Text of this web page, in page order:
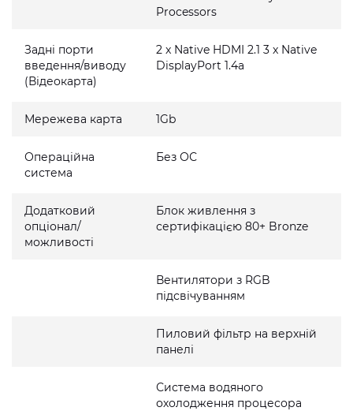
Processors
Задні порти
введення/виводу
(Відеокарта)
2 x Native HDMI 2.1 3 x Native
DisplayPort 1.4a
Мережева карта 1Gb
Операційна
система
Без ОС
Додатковий
опціонал/
можливості
Блок живлення з
сертифікацією 80+ Bronze
Вентилятори з RGB
підсвічуванням
Пиловий фільтр на верхній
панелі
Система водяного
охолодження процесора